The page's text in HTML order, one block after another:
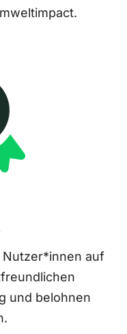
auf
und belohnen